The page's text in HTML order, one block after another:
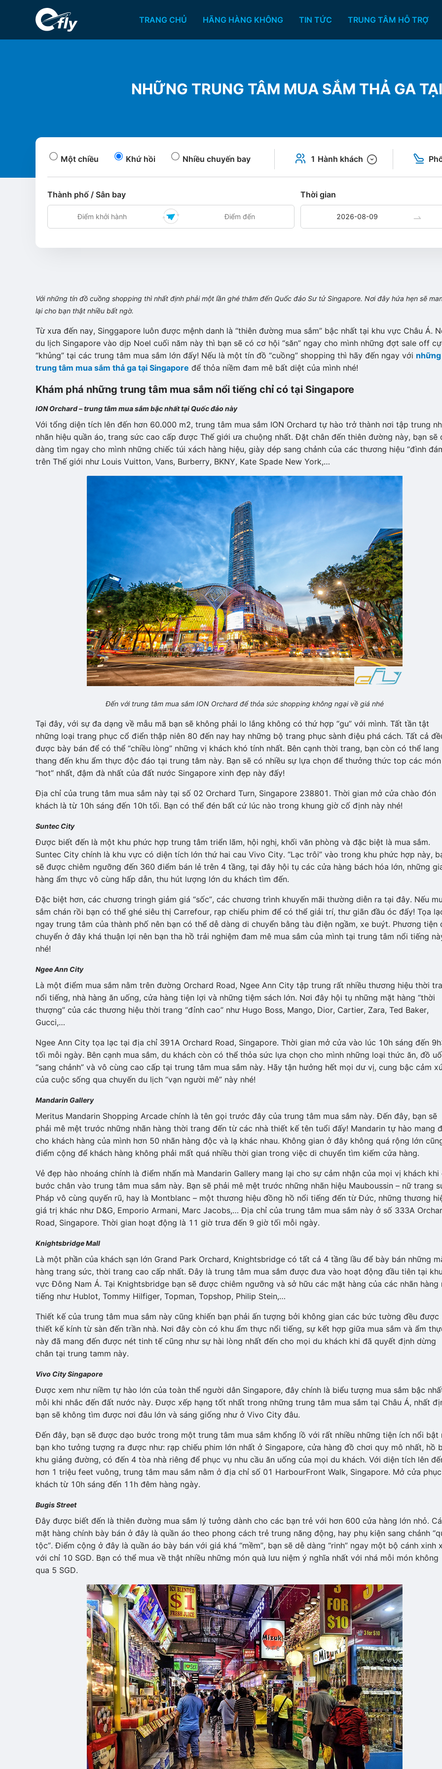
TRANG CHỦ HÃNG HÀNG KHÔNG TIN TỨC TRUNG TÂM HỖ TRỢ
NHỮNG TRUNG TÂM MUA SẮM THẢ GA
Một chiều Khứ hồi Nhiều chuyến bay 1 Hành khách
Thành phố / Sân bay Thời gian
Với những tín đồ cuồng shopping thì nhất định phải một lần ghé thăm đến Quốc đảo Sư tử Singapore. Nơi đây hứa hẹn sẽ
lại cho bạn thật nhiều bất ngờ.
Từ xưa đến nay, Singgapore luôn được mệnh danh là “thiên đường mua sắm” bậc nhất tại khu vực Châu Á.
du lịch Singapore vào dịp Noel cuối năm này thì bạn sẽ có cơ hội “săn” ngay cho mình những đợt sale off
“khủng” tại các trung tâm mua sắm lớn đấy! Nếu là một tín đồ “cuồng” shopping thì hãy đến ngay với những
trung tâm mua sắm thả ga tại Singapore để thỏa niềm đam mê bất diệt của mình nhé!
Khám phá những trung tâm mua sắm nổi tiếng chỉ có tại Singapore
ION Orchard – trung tâm mua sắm bậc nhất tại Quốc đảo này
Với tổng diện tích lên đến hơn 60.000 m2, trung tâm mua sắm ION Orchard tự hào trở thành nơi tập trung
nhãn hiệu quần áo, trang sức cao cấp được Thế giới ưa chuộng nhất. Đặt chân đến thiên đường này, bạn sẽ
dàng tìm ngay cho mình những chiếc túi xách hàng hiệu, giày dép sang chảnh của các thương hiệu “đình
trên Thế giới như Louis Vuitton, Vans, Burberry, BKNY, Kate Spade New York,…
Đến với trung tâm mua sắm ION Orchard để thỏa sức shopping không ngại về giá nhé
Tại đây, với sự đa dạng về mẫu mã bạn sẽ không phải lo lắng không có thứ hợp “gu” với mình. Tất tần tật
những loại trang phục cổ điển thập niên 80 đến nay hay những bộ trang phục sành điệu phá cách. Tất cả
được bày bán để có thể “chiều lòng” những vị khách khó tính nhất. Bên cạnh thời trang, bạn còn có thể lang
thang đến khu ẩm thực độc đáo tại trung tâm này. Bạn sẽ có nhiều sự lựa chọn để thưởng thức top các
“hot” nhất, đậm đà nhất của đất nước Singapore xinh đẹp này đấy!
Địa chỉ của trung tâm mua sắm này tại số 02 Orchard Turn, Singapore 238801. Thời gian mở cửa chào đón
khách là từ 10h sáng đến 10h tối. Bạn có thể đén bất cứ lúc nào trong khung giờ cố định này nhé!
Suntec City
Được biết đến là một khu phức hợp trung tâm triển lãm, hội nghị, khối văn phòng và đặc biệt là mua sắm.
Suntec City chính là khu vực có diện tích lớn thứ hai cau Vivo City. “Lạc trôi” vào trong khu phức hợp này,
sẽ được chiêm ngưỡng đến 360 điểm bán lẻ trên 4 tầng, tại đây hội tụ các cửa hàng bách hóa lớn, những
hàng ẩm thực vô cùng hấp dẫn, thu hút lượng lớn du khách tìm đến.
Đặc biệt hơn, các chương tringh giảm giá “sốc”, các chương trình khuyến mãi thường diễn ra tại đây. Nếu
sắm chán rồi bạn có thể ghé siêu thị Carrefour, rạp chiếu phim để có thể giải trí, thư giãn đầu óc đấy! Tọa
ngay trung tâm của thành phố nên bạn có thể dễ dàng di chuyển bằng tàu điện ngầm, xe buýt. Phương tiện
chuyển ở đây khá thuận lợi nên bạn tha hồ trải nghiệm đam mê mua sắm của mình tại trung tâm nổi tiếng
nhé!
Ngee Ann City
Là một điểm mua sắm nằm trên đường Orchard Road, Ngee Ann City tập trung rất nhiều thương hiệu thời
nổi tiếng, nhà hàng ăn uống, cửa hàng tiện lợi và những tiệm sách lớn. Nơi đây hội tụ những mặt hàng “thời
thượng” của các thương hiệu thời trang “đỉnh cao” như Hugo Boss, Mango, Dior, Cartier, Zara, Ted Baker,
Gucci,…
Ngee Ann City tọa lạc tại địa chỉ 391A Orchard Road, Singapore. Thời gian mở cửa vào lúc 10h sáng đến
tối mỗi ngày. Bên cạnh mua sắm, du khách còn có thể thỏa sức lựa chọn cho mình những loại thức ăn, đồ
“sang chảnh” và vô cùng cao cấp tại trung tâm mua sắm này. Hãy tận hưởng hết mọi dư vị, cung bậc cảm
của cuộc sống qua chuyến du lịch “vạn người mê” này nhé!
Mandarin Gallery
Meritus Mandarin Shopping Arcade chính là tên gọi trước đây của trung tâm mua sắm này. Đến đây, bạn sẽ
phải mê mệt trước những nhãn hàng thời trang đến từ các nhà thiết kế tên tuổi đấy! Mandarin tự hào mang
cho khách hàng của mình hơn 50 nhãn hàng độc và lạ khác nhau. Không gian ở đây không quá rộng lớn
điểm cộng để khách hàng không phải mất quá nhiều thời gian trong việc di chuyển tìm kiếm cửa hàng.
Vẻ đẹp hào nhoáng chính là điểm nhấn mà Mandarin Gallery mang lại cho sự cảm nhận của mọi vị khách khi
bước chân vào trung tâm mua sắm này. Bạn sẽ phải mê mệt trước những nhãn hiệu Mauboussin – nữ trang
Pháp vô cùng quyến rũ, hay là Montblanc – một thương hiệu đồng hồ nổi tiếng đến từ Đức, những thương
giá trị khác như D&G, Emporio Armani, Marc Jacobs,… Địa chỉ của trung tâm mua sắm này ở số 333A
Road, Singapore. Thời gian hoạt động là 11 giờ trưa đến 9 giờ tối mỗi ngày.
Knightsbridge Mall
Là một phần của khách sạn lớn Grand Park Orchard, Knightsbridge có tất cả 4 tầng lầu để bày bán những
hàng trang sức, thời trang cao cấp nhất. Đây là trung tâm mua sắm được đưa vào hoạt động đầu tiên tại khu
vực Đông Nam Á. Tại Knightsbridge bạn sẽ được chiêm ngưỡng và sở hữu các mặt hàng của các nhãn hàng
tiếng như Hublot, Tommy Hilfiger, Topman, Topshop, Philip Stein,…
Thiết kế của trung tâm mua sắm này cũng khiến bạn phải ấn tượng bởi không gian các bức tường đều được
thiết kế kính từ sàn đến trần nhà. Nơi đây còn có khu ẩm thực nổi tiếng, sự kết hợp giữa mua sắm và ẩm
này đã mang đến được nét tinh tế cũng như sự hài lòng nhất đến cho mọi du khách khi đã quyết định dừng
chân tại trung tamm này.
Vivo City Singapore
Được xem như niềm tự hào lớn của toàn thể người dân Singapore, đây chính là biểu tượng mua sắm bậc
mỗi khi nhắc đến đất nước này. Được xếp hạng tốt nhất trong những trung tâm mua sắm tại Châu Á, nhất
bạn sẽ không tìm được nơi đâu lớn và sáng giống như ở Vivo City đâu.
Đến đây, bạn sẽ được dạo bước trong một trung tâm mua sắm khổng lồ với rất nhiều những tiện ích nổi bật
bạn kho tưởng tượng ra được như: rạp chiếu phim lớn nhất ở Singapore, cửa hàng đồ chơi quy mô nhất, hồ
khu giảng đường, có đến 4 tòa nhà riêng để phục vụ nhu cầu ăn uống của mọi du khách. Với diện tích lên
hơn 1 triệu feet vuông, trung tâm mau sắm nằm ở địa chỉ số 01 HarbourFront Walk, Singapore. Mở cửa
khách từ 10h sáng đến 11h đêm hàng ngày.
Bugis Street
Đây được biết đến là thiên đường mua sắm lý tưởng dành cho các bạn trẻ với hơn 600 cửa hàng lớn nhỏ.
mặt hàng chính bày bán ở đây là quần áo theo phong cách trẻ trung năng động, hay phụ kiện sang chảnh
tộc”. Điểm cộng ở đây là quần áo bày bán với giá khá “mềm”, bạn sẽ dễ dàng “rinh” ngay một bộ cánh xinh
với chỉ 10 SGD. Bạn có thể mua về thật nhiều những món quà lưu niệm ý nghĩa nhất với nhá mỗi món không
qua 5 SGD.